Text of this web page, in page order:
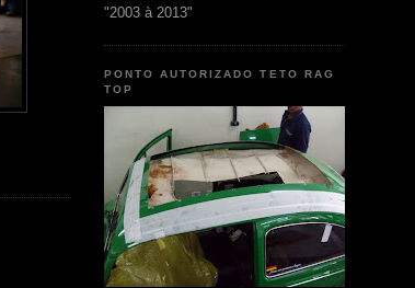
"2003 à 2013"
PONTO AUTORIZADO TETO RAG
TOP